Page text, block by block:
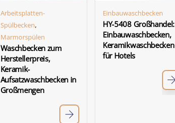
Arbeitsplatten-
Spülbecken,
Marmorspülen
Waschbecken zum
Herstellerpreis,
Keramik-
Aufsatzwaschbecken in
Großmengen
Einbauwaschbecken
HY-5408 Großhandel:
Einbauwaschbecken,
Keramikwaschbecken
für Hotels